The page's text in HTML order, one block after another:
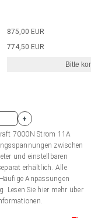
875,00 EUR
774,50 EUR
Bitte
+
7000N Strom 11A
zwischen
und einstellbaren
erhältlich. Alle
Anpassungen
Lesen Sie hier mehr über